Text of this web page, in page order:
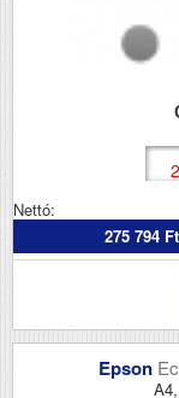
Nettó:
275 794 Ft
Epson